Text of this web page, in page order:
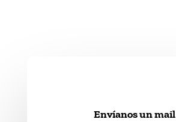
Envíanos un mail